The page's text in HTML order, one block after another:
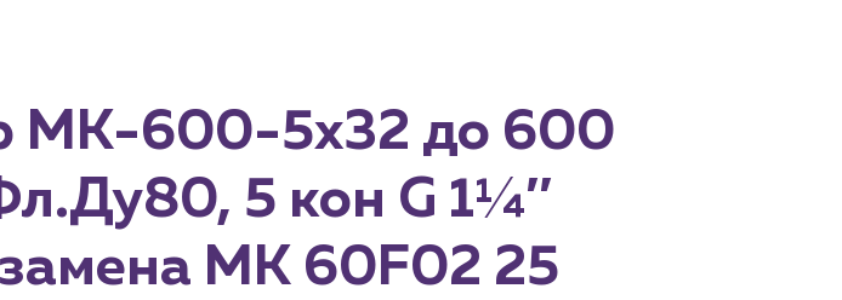
MK-600-5x32 до 600
5 кон G 1¼″
MK 60F02 25